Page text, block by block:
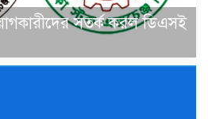
সতর্ক করল ডিএসই